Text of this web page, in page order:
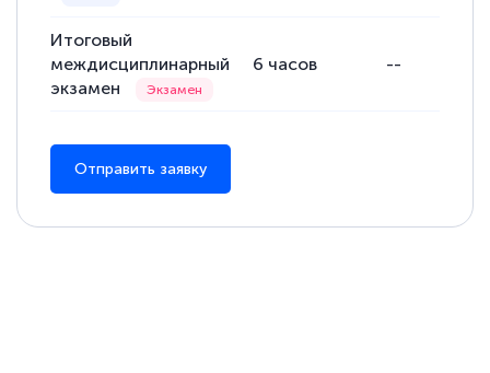
Итоговый
междисциплинарный
экзамен
6 часов --
Отправить заявку